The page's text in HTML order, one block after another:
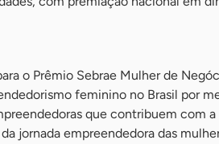
o Prêmio Sebrae Mulher de
feminino no Brasil por
que contribuem com
jornada empreendedora das